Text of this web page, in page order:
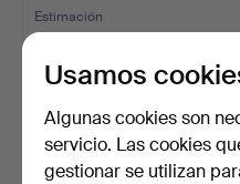
Estimación
95 USD
Usamos
Algunas cookies son
servicio. Las cookies
gestionar se utilizan